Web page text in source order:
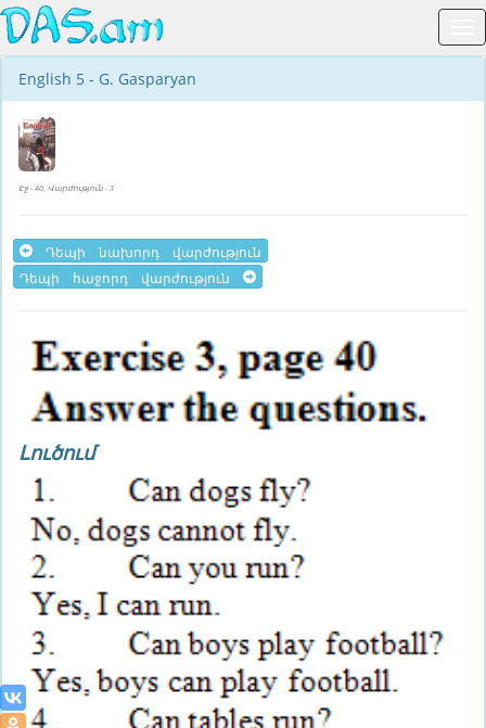
English 5 - G. Gasparyan
Էջ - 40, Վարժություն - 3
Դեպի նախորդ վարժություն
Դեպի հաջորդ վարժություն
Լուծում